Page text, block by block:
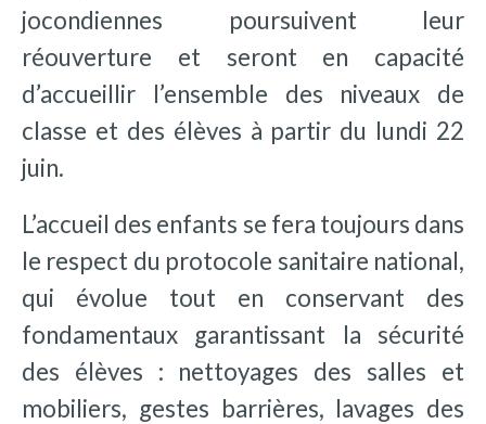
jocondiennes poursuivent leur
réouverture et seront en capacité
d’accueillir l’ensemble des niveaux de
classe et des élèves à partir du lundi 22
juin.
L’accueil des enfants se fera toujours dans
le respect du protocole sanitaire national,
qui évolue tout en conservant des
fondamentaux garantissant la sécurité
des élèves : nettoyages des salles et
mobiliers, gestes barrières, lavages des